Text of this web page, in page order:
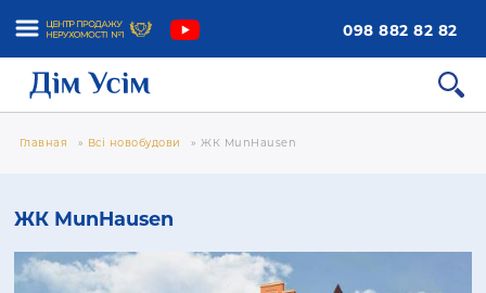
098 882 82 82
Главная » Всі новобудови » ЖК MunHausen
ЖК MunHausen